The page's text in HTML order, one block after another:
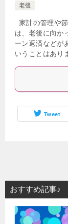
老後
家計の管理や
は、老後に向か
ーン返済などが
いうことはあ
Tweet
おすすめ記事♪